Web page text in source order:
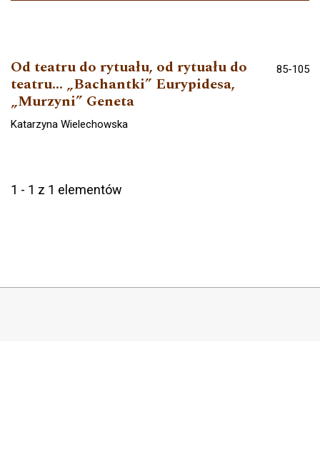
Od teatru do rytuału, od rytuału do
teatru… „Bachantki” Eurypidesa,
„Murzyni” Geneta
85-105
Katarzyna Wielechowska
1 - 1 z 1 elementów